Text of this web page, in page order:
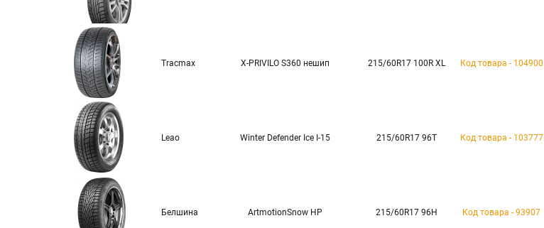
Tracmax X-PRIVILO S360 нешип 215/60R17 100R XL Код товара - 104900
Leao Winter Defender Ice I-15 215/60R17 96T Код товара - 103777
Белшина ArtmotionSnow HP 215/60R17 96H Код товара - 93907